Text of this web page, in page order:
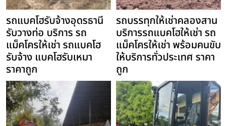
รถแบคโฮรับจ้างอุดรธานี
รับวางท่อ บริการ รถ
แม็คโครให้เช่า รถแบคโฮ
รับจ้าง แบคโฮรับเหมา
ราคาถูก
รถบรรทุกให้เช่าคลองสาน
บริการรถแบคโฮให้เช่า รถ
แม็คโครให้เช่า พร้อมคนขับ
ให้บริการทั่วประเทศ ราคา
ถูก